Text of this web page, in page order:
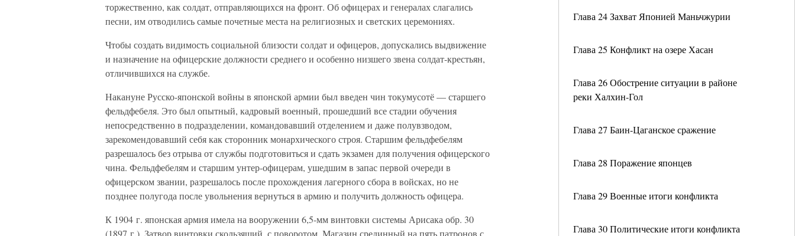
Глава 24 Захват Японией Маньчжурии
Глава 25 Конфликт на озере Хасан
Глава 26 Обострение ситуации в районе
реки Халхин-Гол
Глава 27 Баин-Цаганское сражение
Глава 28 Поражение японцев
Глава 29 Военные итоги конфликта
Глава 30 Политические итоги конфликта
торжественно, как солдат, отправляющихся на фронт. Об офицерах и генералах слагались
песни, им отводились самые почетные места на религиозных и светских церемониях.
Чтобы создать видимость социальной близости солдат и офицеров, допускались выдвижение
и назначение на офицерские должности среднего и особенно низшего звена солдат-крестьян,
отличившихся на службе.
Накануне Русско-японской войны в японской армии был введен чин токумусотё — старшего
фельдфебеля. Это был опытный, кадровый военный, прошедший все стадии обучения
непосредственно в подразделении, командовавший отделением и даже полувзводом,
зарекомендовавший себя как сторонник монархического строя. Старшим фельдфебелям
разрешалось без отрыва от службы подготовиться и сдать экзамен для получения офицерского
чина. Фельдфебелям и старшим унтер-офицерам, ушедшим в запас первой очереди в
офицерском звании, разрешалось после прохождения лагерного сбора в войсках, но не
позднее полугода после увольнения вернуться в армию и получить должность офицера.
К 1904 г. японская армия имела на вооружении 6,5-мм винтовки системы Арисака обр. 30
(1897 г.). Затвор винтовки скользящий, с поворотом. Магазин срединный на пять патронов с